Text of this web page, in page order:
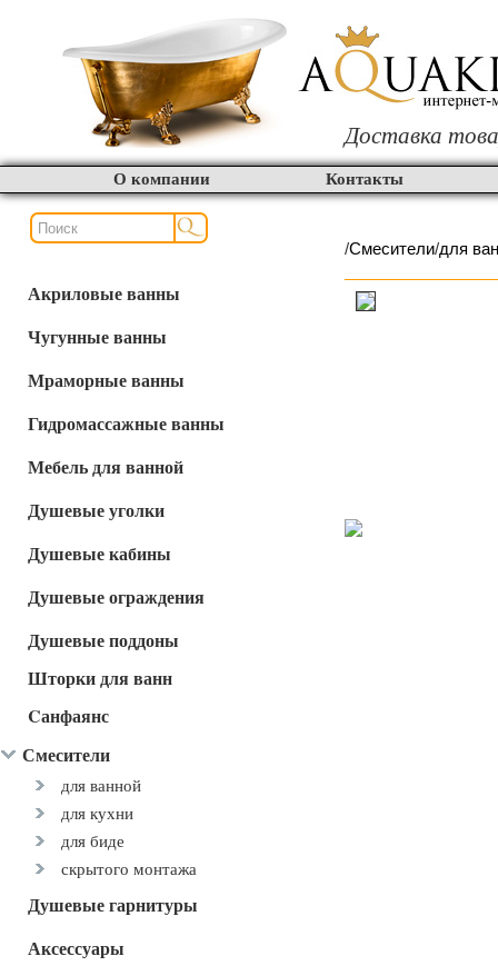
Доставка
О компании Контакты
Акриловые ванны
Чугунные ванны
Мраморные ванны
Гидромассажные ванны
Мебель для ванной
Душевые уголки
Душевые кабины
Душевые ограждения
Душевые поддоны
Шторки для ванн
Cанфаянс
Смесители
для ванной
для кухни
для биде
скрытого монтажа
Душевые гарнитуры
Аксессуары
/Смесители/для